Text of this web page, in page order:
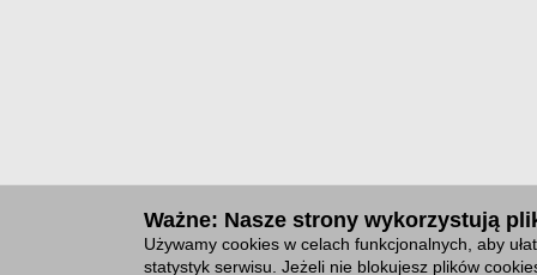
Ważne: Nasze strony wykorzystują
Używamy cookies w celach funkcjonalnych, aby
statystyk serwisu. Jeżeli nie blokujesz plików